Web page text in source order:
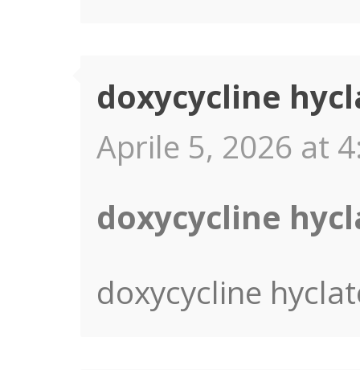
doxycycline
Aprile 5, 2026 at
doxycycline
doxycycline